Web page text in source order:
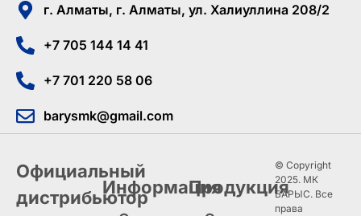
г. Алматы, г. Алматы, ул. Халиуллина 208/2
+7 705 144 14 41
+7 701 220 58 06
barysmk@gmail.com
Официальный
дистрибьюторИнформацияПродукция
© Copyright
2025. МК
БАРЫС. Все
права